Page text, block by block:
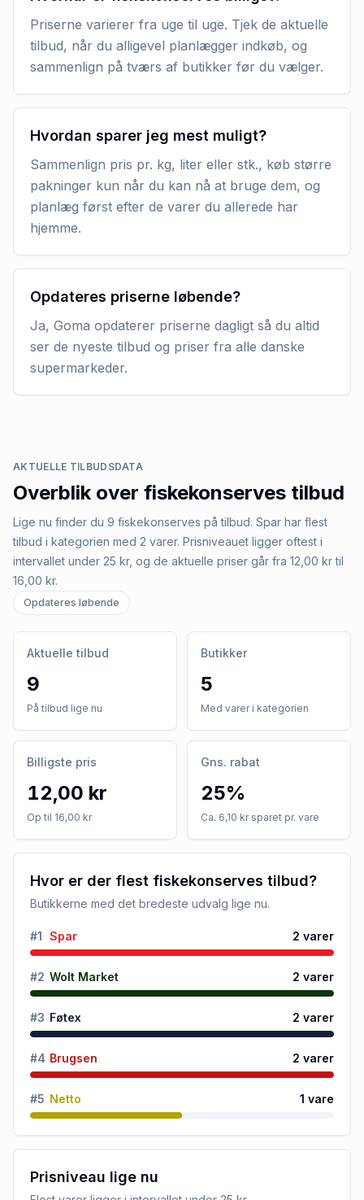
Priserne varierer fra uge til uge. Tjek de aktuelle
tilbud, når du alligevel planlægger indkøb, og
sammenlign på tværs af butikker før du vælger.
Hvordan sparer jeg mest muligt?
Sammenlign pris pr. kg, liter eller stk., køb større
pakninger kun når du kan nå at bruge dem, og
planlæg først efter de varer du allerede har
hjemme.
Opdateres priserne løbende?
Ja, Goma opdaterer priserne dagligt så du altid
ser de nyeste tilbud og priser fra alle danske
supermarkeder.
AKTUELLE TILBUDSDATA
Overblik over fiskekonserves tilbud
Lige nu finder du 9 fiskekonserves på tilbud. Spar har flest
tilbud i kategorien med 2 varer. Prisniveauet ligger oftest i
intervallet under 25 kr, og de aktuelle priser går fra 12,00 kr til
16,00 kr.
Opdateres løbende
Aktuelle tilbud
9
På tilbud lige nu
Butikker
5
Med varer i kategorien
Billigste pris
12,00 kr
Op til 16,00 kr
Gns. rabat
25%
Ca. 6,10 kr sparet pr. vare
Hvor er der flest fiskekonserves tilbud?
Butikkerne med det bredeste udvalg lige nu.
#1 Spar 2 varer
#2 Wolt Market 2 varer
#3 Føtex 2 varer
#4 Brugsen 2 varer
#5 Netto 1 vare
Prisniveau lige nu